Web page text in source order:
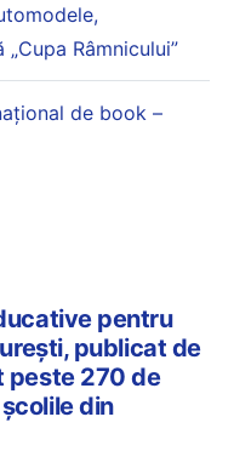
Râmnicului”
de book –
pentru
publicat de
peste 270 de
din